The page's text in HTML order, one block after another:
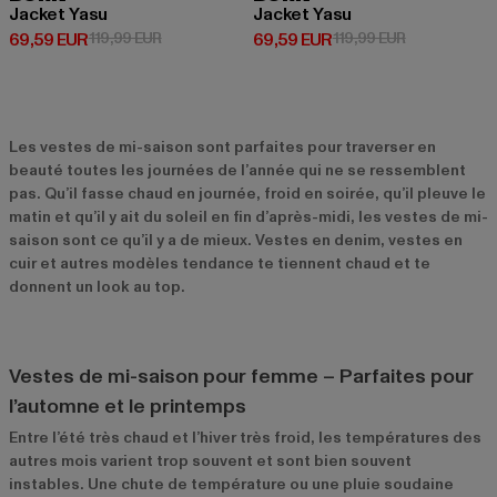
Jacket Yasu
69,59 EUR
Prix courant: 69,59 EUR
119,99 EURPrix en promotion: 119,99 EUR
Jacket Yasu
69,59 EUR
Prix courant: 69,59 EUR
119,99 EURPrix en
Les vestes de mi-saison sont parfaites pour traverser en
beauté toutes les journées de l’année qui ne se ressemblent
pas. Qu’il fasse chaud en journée, froid en soirée, qu’il pleuve le
matin et qu’il y ait du soleil en fin d’après-midi, les vestes de mi-
saison sont ce qu’il y a de mieux. Vestes en denim, vestes en
cuir et autres modèles tendance te tiennent chaud et te
donnent un look au top.
Vestes de mi-saison pour femme – Parfaites pour
l’automne et le printemps
Entre l’été très chaud et l’hiver très froid, les températures des
autres mois varient trop souvent et sont bien souvent
instables. Une chute de température ou une pluie soudaine